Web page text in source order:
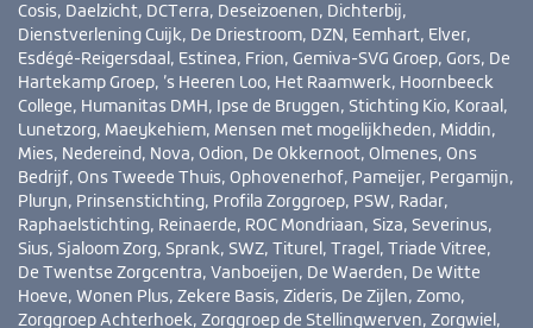
Cosis, Daelzicht, DCTerra, Deseizoenen, Dichterbij,
Dienstverlening Cuijk, De Driestroom, DZN, Eemhart, Elver,
Esdégé-Reigersdaal, Estinea, Frion, Gemiva-SVG Groep, Gors, De
Hartekamp Groep, ’s Heeren Loo, Het Raamwerk, Hoornbeeck
College, Humanitas DMH, Ipse de Bruggen, Stichting Kio, Koraal,
Lunetzorg, Maeykehiem, Mensen met mogelijkheden, Middin,
Mies, Nedereind, Nova, Odion, De Okkernoot, Olmenes, Ons
Bedrijf, Ons Tweede Thuis, Ophovenerhof, Pameijer, Pergamijn,
Pluryn, Prinsenstichting, Profila Zorggroep, PSW, Radar,
Raphaelstichting, Reinaerde, ROC Mondriaan, Siza, Severinus,
Sius, Sjaloom Zorg, Sprank, SWZ, Titurel, Tragel, Triade Vitree,
De Twentse Zorgcentra, Vanboeijen, De Waerden, De Witte
Hoeve, Wonen Plus, Zekere Basis, Zideris, De Zijlen, Zomo,
Zorggroep Achterhoek, Zorggroep de Stellingwerven, Zorgwiel,